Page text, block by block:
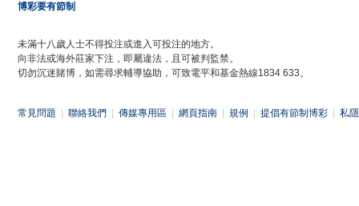
博彩要有節制
未滿十八歲人士不得投注或進入可投注的地方。
向非法或海外莊家下注，即屬違法，且可被判監禁。
切勿沉迷賭博，如需尋求輔導協助，可致電平和基金熱線1834 633。
常見問題 聯絡我們 傳媒專用區 網頁指南 規例 提倡有節制博彩 私